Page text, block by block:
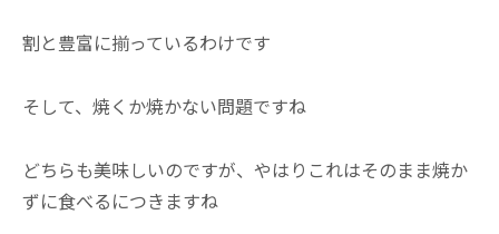
割と豊富に揃っているわけです
そして、焼くか焼かない問題ですね
どちらも美味しいのですが、やはりこれはそのまま焼か
ずに食べるにつきますね